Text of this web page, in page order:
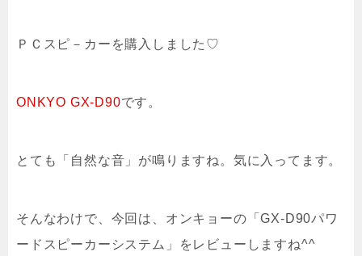
ＰＣスピ－カーを購入しました♡
ONKYO GX-D90です。
とても「自然な音」が鳴りますね。気に入ってます。
そんなわけで、今回は、オンキョーの「GX-D90パワ
ードスピーカーシステム」をレビューしますね^^